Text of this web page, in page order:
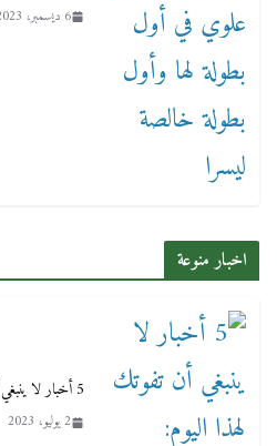
6 ديسمبر، 2023
اخبار منوعة
2 يوليو، 2023